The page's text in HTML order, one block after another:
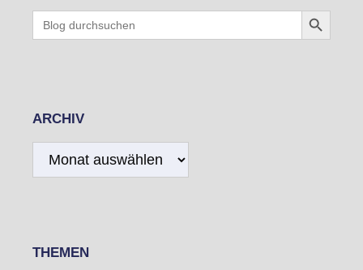
Search
for:
Search Button
ARCHIV
THEMEN